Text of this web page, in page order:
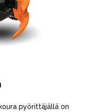
pyörittäjällä on